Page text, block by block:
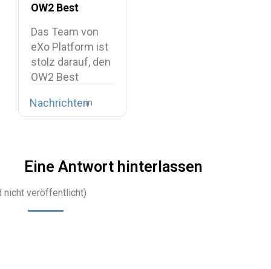
OW2 Best
Award 2026
Das Team von
eXo Platform ist
stolz darauf, den
OW2 Best
Nachrichten
Eine Antwort hinterlassen
nicht veröffentlicht)